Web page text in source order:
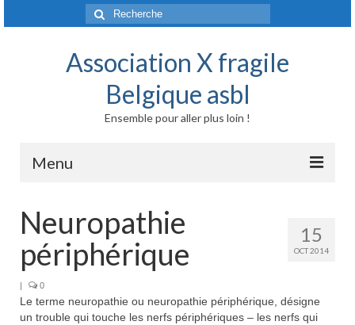
Rechercher
:
Association X fragile
Belgique asbl
Ensemble pour aller plus loin !
Menu
Syndrome X fragile et maladies liées
Origine génétique
Mode de transmission
15
OCT 2014
Neuropathie
périphérique
| 0
Le terme neuropathie ou neuropathie périphérique, désigne
un trouble qui touche les nerfs périphériques – les nerfs qui